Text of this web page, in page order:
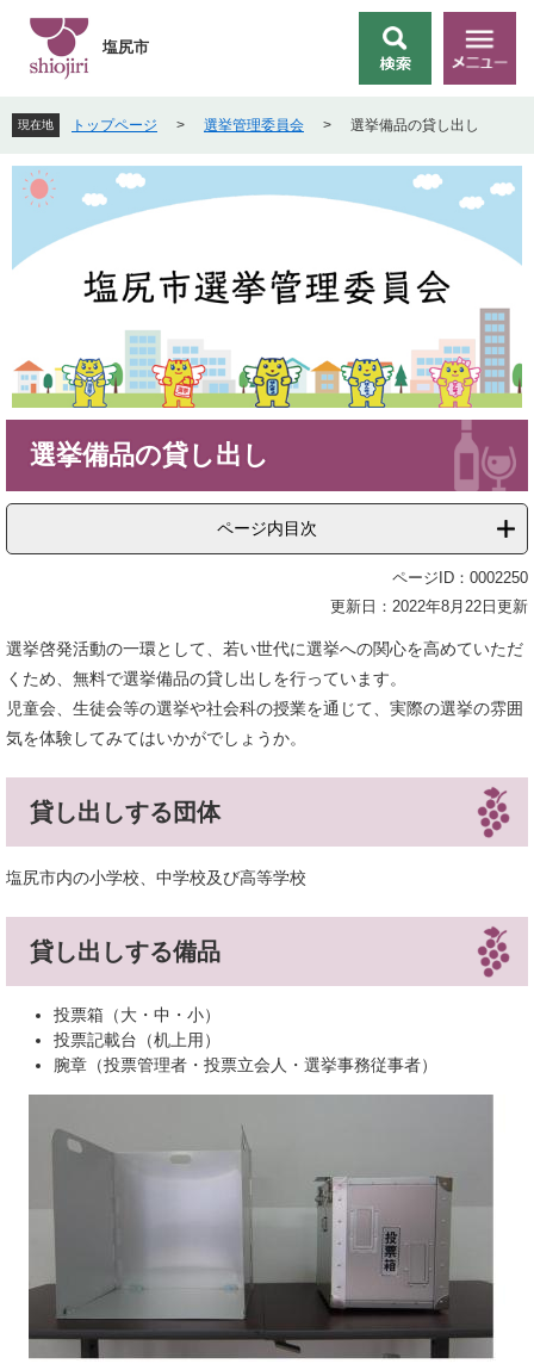
先
頭
で
を
飛
ば
文
索
メ
ニ
ー
塩尻市
現在地 トップページ > 選挙管理委員会 > 選挙備品の貸し出し
選挙備品の貸し出し
ページ内目次
ページID：0002250
更新日：2022年8月22日更新
選挙啓発活動の一環として、若い世代に選挙への関心を高めていただ
くため、無料で選挙備品の貸し出しを行っています。
児童会、生徒会等の選挙や社会科の授業を通じて、実際の選挙の雰囲
気を体験してみてはいかがでしょうか。
貸し出しする団体
塩尻市内の小学校、中学校及び高等学校
貸し出しする備品
投票箱（大・中・小）
投票記載台（机上用）
腕章（投票管理者・投票立会人・選挙事務従事者）